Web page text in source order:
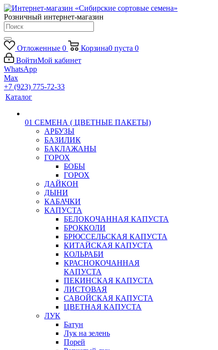
Розничный интернет-магазин
Отложенные 0 Корзина0 пуста 0
ВойтиМой кабинет
WhatsApp
Max
+7 (923) 775-72-33
Каталог
01 СЕМЕНА ( ЦВЕТНЫЕ ПАКЕТЫ)
АРБУЗЫ
БАЗИЛИК
БАКЛАЖАНЫ
ГОРОХ
БОБЫ
ГОРОХ
ДАЙКОН
ДЫНИ
КАБАЧКИ
КАПУСТА
БЕЛОКОЧАННАЯ КАПУСТА
БРОККОЛИ
БРЮССЕЛЬСКАЯ КАПУСТА
КИТАЙСКАЯ КАПУСТА
КОЛЬРАБИ
КРАСНОКОЧАННАЯ
КАПУСТА
ПЕКИНСКАЯ КАПУСТА
ЛИСТОВАЯ
САВОЙСКАЯ КАПУСТА
ЦВЕТНАЯ КАПУСТА
ЛУК
Батун
Лук на зелень
Порей